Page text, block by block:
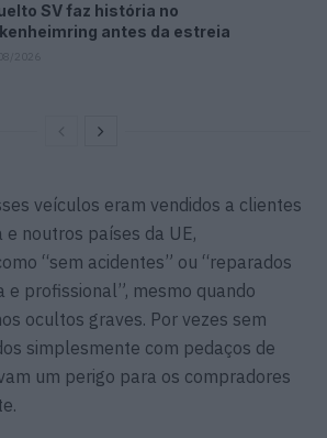
SV faz história no
antes da estreia
veículos eram vendidos a clientes
e noutros países da UE,
“sem acidentes” ou “reparados
profissional”, mesmo quando
ocultos graves. Por vezes sem
simplesmente com pedaços de
um perigo para os compradores